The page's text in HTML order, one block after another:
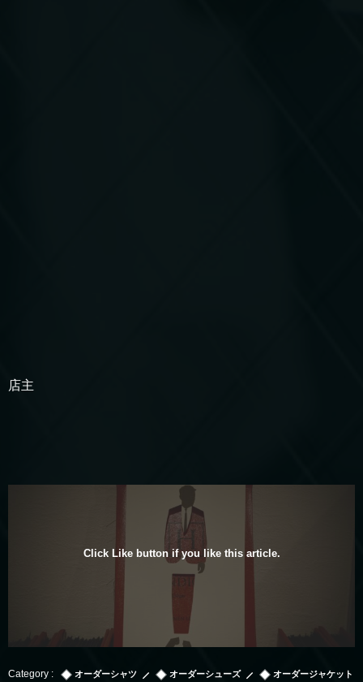
店主
Click Like button if you like this article.
オーダーシャツ オーダーシューズ オーダージャケット